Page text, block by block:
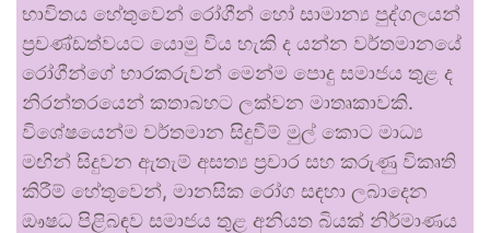
භාවිතය හේතුවෙන් රෝගීන් හෝ සාමාන්‍ය පුද්ගලයන්
ප්‍රචණ්ඩත්වයට යොමු විය හැකි ද යන්න වර්තමානයේ
රෝගීන්ගේ භාරකරුවන් මෙන්ම පොදු සමාජය තුළ ද
නිරන්තරයෙන් කතාබහට ලක්වන මාතෘකාවකි.
විශේෂයෙන්ම වර්තමාන සිදුවීම් මුල් කොට මාධ්‍ය
මඟින් සිදුවන ඇතැම් අසත්‍ය ප්‍රචාර සහ කරුණු විකෘති
කිරීම් හේතුවෙන්, මානසික රෝග සඳහා ලබාදෙන
ඖෂධ පිළිබඳව සමාජය තුළ අනියත බියක් නිර්මාණය